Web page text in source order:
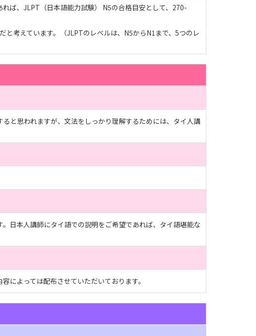
ば、JLPT（日本語能力試験） N5の合格目安として、270-
考えています。（JLPTのレベルは、N5からN1まで、5つのレ
と思われますが、文法をしっかり理解するためには、タイ人講
日本人講師にタイ語での説明をご希望であれば、タイ語堪能な
によっては配布させていただいております。